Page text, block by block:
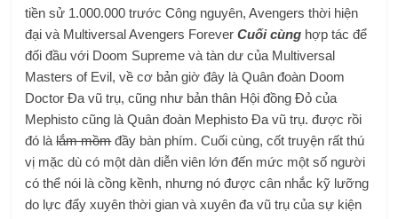
tiền sử 1.000.000 trước Công nguyên, Avengers thời hiện
đại và Multiversal Avengers ForeverCuối cùng hợp tác để
đối đầu với Doom Supreme và tàn dư của Multiversal
Masters of Evil, về cơ bản giờ đây là Quân đoàn Doom
Doctor Đa vũ trụ, cũng như bản thân Hội đồng Đỏ của
Mephisto cũng là Quân đoàn Mephisto Đa vũ trụ. được rồi
đó làlắm mồmđầy bàn phím. Cuối cùng, cốt truyện rất thú
vị mặc dù có một dàn diễn viên lớn đến mức một số người
có thể nói là cồng kềnh, nhưng nó được cân nhắc kỹ lưỡng
do lực đẩy xuyên thời gian và xuyên đa vũ trụ của sự kiện